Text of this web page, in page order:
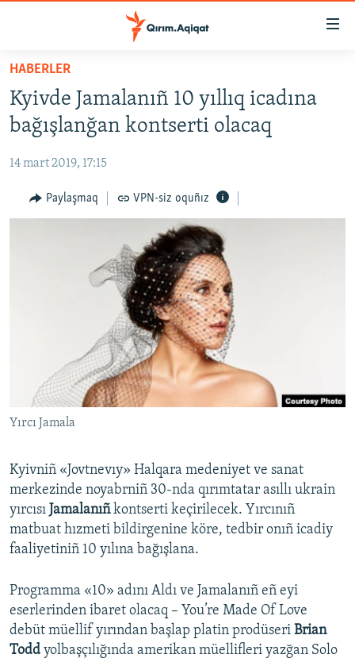
Esas
qaytmaq
Baş
navigatsiyağa
qaytmaq
qaytmaq
HABERLER
SİYASET
İQTİSADİYAT
CEMİYET
MEDENİYET
Русский
Українською
RFE/RS bütün saytları
HABERLER
Kyivde Jamalanıñ 10 yıllıq icadına
bağışlanğan kontserti olacaq
14 mart 2019, 17:15
Paylaşmaq VPN-siz oquñız
Yırcı Jamala
Kyivniñ «Jovtnevıy» Halqara medeniyet ve sanat
merkezinde noyabrniñ 30-nda qırımtatar asıllı ukrain
yırcısı Jamalanıñkontserti keçirilecek. Yırcınıñ
matbuat hızmeti bildirgenine köre, tedbir onıñ icadiy
faaliyetiniñ 10 yılına bağışlana.
Programma «10» adını Aldı ve Jamalanıñ eñ eyi
eserlerinden ibaret olacaq – You’re Made Of Love
debüt müellif yırından başlap platin prodüseri Brian
Todd yolbaşçılığında amerikan müellifleri yazğan Solo